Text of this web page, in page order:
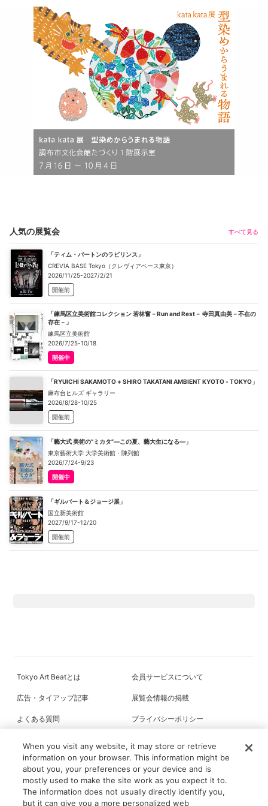
人気の展覧会 すべて見る
「ティム・バートンのラビリンス」
CREVIA BASE Tokyo（クレヴィアベース東京）
2026/11/25-2027/2/21
開催前
「練馬区立美術館コレクション 若林奮－Run and Rest－ 寺田真由美－不在の
存在－」
練馬区立美術館
2026/7/25-10/18
開催中
「RYUICHI SAKAMOTO + SHIRO TAKATANI AMBIENT KYOTO - TOKYO」
麻布台ヒルズ ギャラリー
2026/8/28-10/25
開催前
「藝大式 美術の“ミカタ”―この夏、藝大生になる―」
東京藝術大学 大学美術館・陳列館
2026/7/24-9/23
開催中
「ギルバート＆ジョージ展」
国立新美術館
2027/9/17-12/20
開催前
Tokyo Art Beatとは 会員サービスについて
広告・タイアップ記事 展覧会情報の掲載
よくある質問 プライバシーポリシー
All content on this site is © its respective owner(s). Tokyo Art Beat (2004-
2026).
When you visit any website, it may store or retrieve
information on your browser. This information might be
about you, your preferences or your device and is
mostly used to make the site work as you expect it to.
The information does not usually directly identify you,
but it can give you a more personalized web